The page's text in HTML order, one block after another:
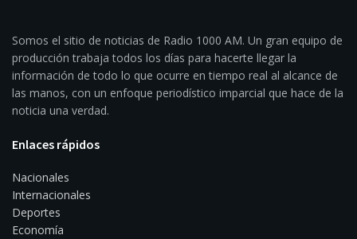
Somos el sitio de noticias de Radio 1000 AM. Un gran equipo de
producción trabaja todos los días para hacerte llegar la
información de todo lo que ocurre en tiempo real al alcance de
las manos, con un enfoque periodístico imparcial que hace de la
noticia una verdad.
Enlaces rápidos
Nacionales
Internacionales
Deportes
Economía